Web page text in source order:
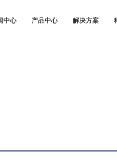
中心 产品中心 解决方案
中心 产品中心 解决方案